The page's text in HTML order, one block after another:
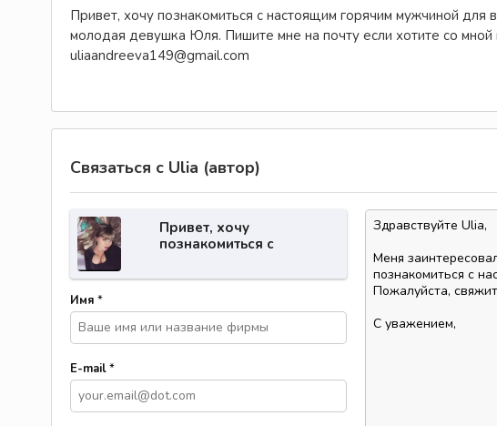
Привет, хочу познакомиться с настоящим горячим мужчиной для
молодая девушка Юля. Пишите мне на почту если хотите со
uliaandreeva149@gmail.com
Связаться с Ulia (автор)
Привет, хочу
познакомиться с
мужчиной для встречи.
Имя *
E-mail*